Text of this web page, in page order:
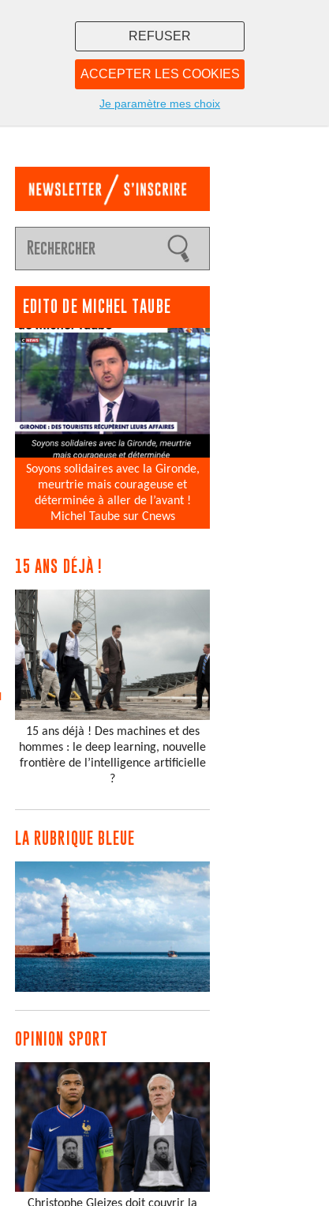
ACCEPTER LES COOKIES
REFUSER
Je paramètre mes choix
NOUS
EDITO DE MICHEL TAUBE
Soyons solidaires avec la Gironde,
meurtrie mais courageuse et
déterminée à aller de l’avant !
Michel Taube sur Cnews
15 ANS DÉJÀ !
15 ans déjà ! Des machines et des
hommes : le deep learning, nouvelle
frontière de l’intelligence artificielle
?
LA RUBRIQUE BLEUE
OPINION SPORT